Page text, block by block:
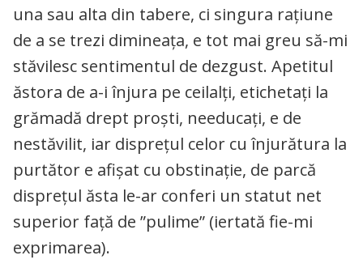
una sau alta din tabere, ci singura rațiune
de a se trezi dimineața, e tot mai greu să-mi
stăvilesc sentimentul de dezgust. Apetitul
ăstora de a-i înjura pe ceilalți, etichetați la
grămadă drept proști, needucați, e de
nestăvilit, iar disprețul celor cu înjurătura la
purtător e afișat cu obstinație, de parcă
disprețul ăsta le-ar conferi un statut net
superior față de ”pulime” (iertată fie-mi
exprimarea).